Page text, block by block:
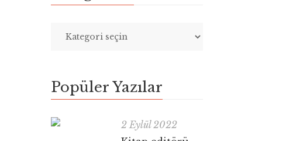
Popüler Yazılar
2 Eylül 2022